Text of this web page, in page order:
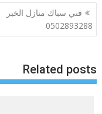
تصفّح
المقالات
فني سباك منازل الخبر
0502893288
Related posts